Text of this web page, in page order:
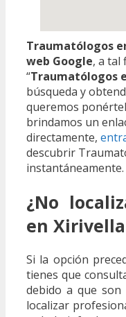
Traumatólogos
web Google, a tal
“Traumatólogos
búsqueda y
queremos
brindamos un
directamente,
descubrir
instantáneamente.
¿No
en
Si la opción
tienes que
debido a que
localizar